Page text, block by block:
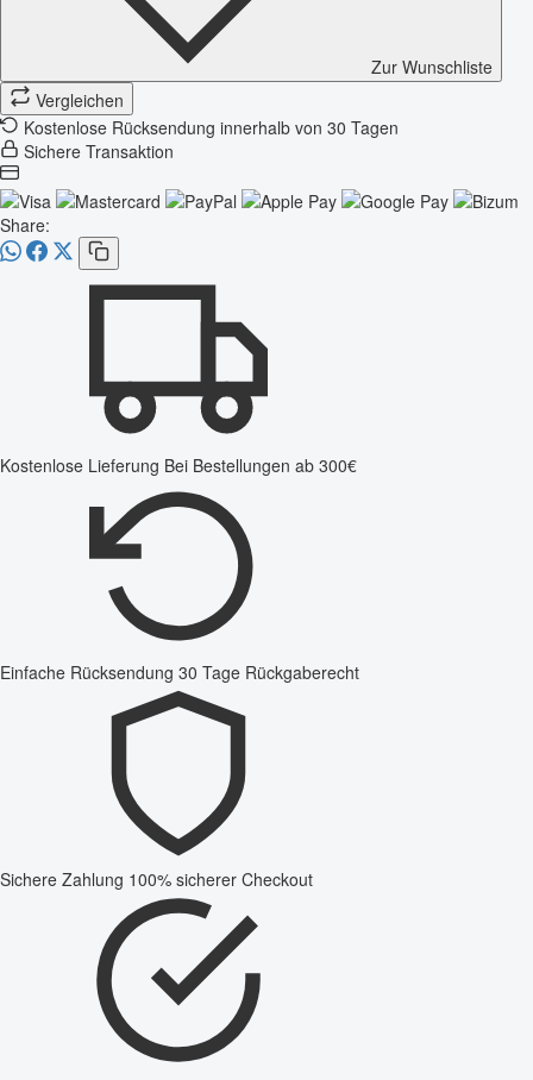
Zur Wunschliste
Vergleichen
Kostenlose Rücksendung innerhalb von 30 Tagen
Sichere Transaktion
Share:
Kostenlose Lieferung Bei Bestellungen ab 300€
Einfache Rücksendung 30 Tage Rückgaberecht
Sichere Zahlung 100% sicherer Checkout